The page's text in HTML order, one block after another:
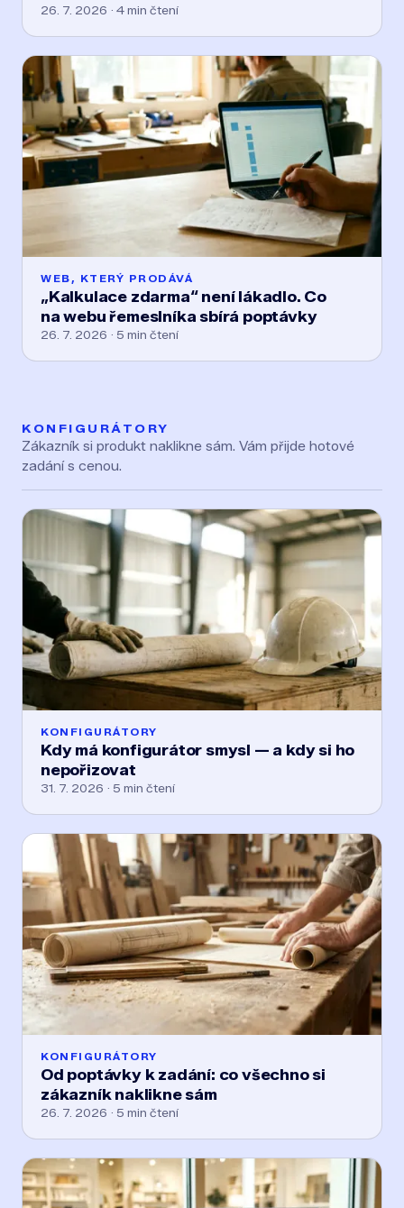
26. 7. 2026 · 4 min čtení
WEB, KTERÝ PRODÁVÁ
„Kalkulace zdarma“ není lákadlo. Co
na webu řemeslníka sbírá poptávky
26. 7. 2026 · 5 min čtení
KONFIGURÁTORY
Zákazník si produkt naklikne sám. Vám přijde hotové
zadání s cenou.
KONFIGURÁTORY
Kdy má konfigurátor smysl — a kdy si ho
nepořizovat
31. 7. 2026 · 5 min čtení
KONFIGURÁTORY
Od poptávky k zadání: co všechno si
zákazník naklikne sám
26. 7. 2026 · 5 min čtení